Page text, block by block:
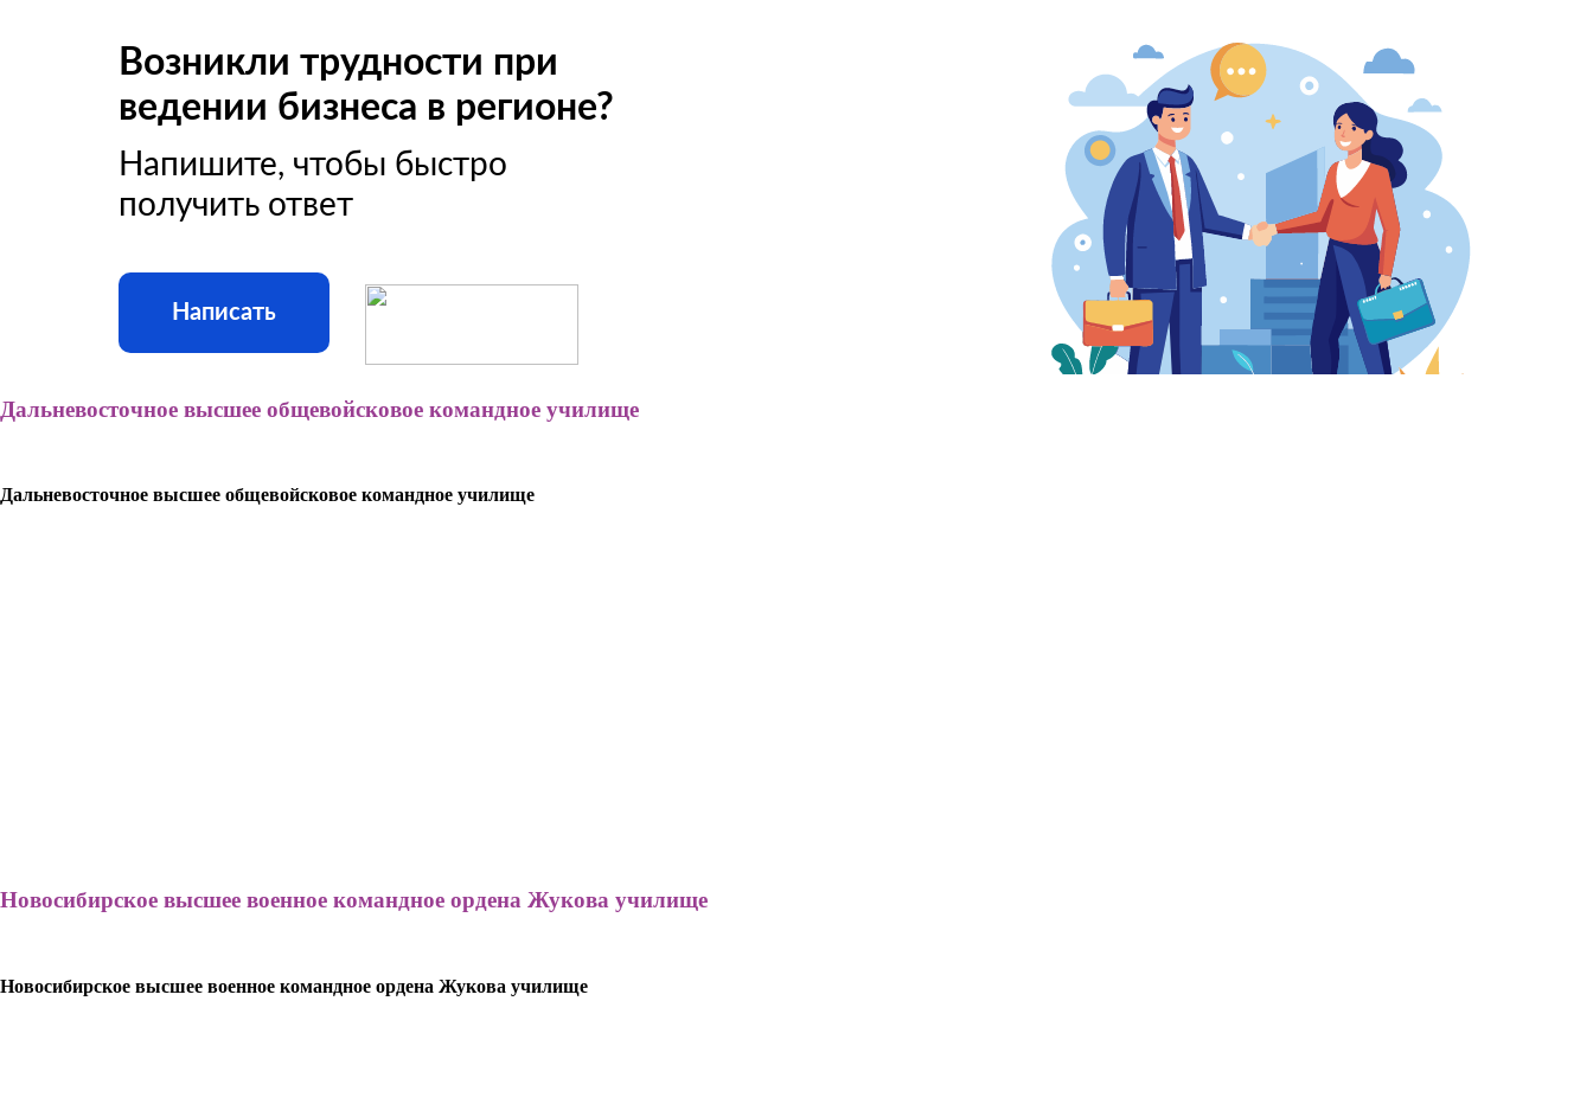
Возникли трудности при
ведении бизнеса в регионе?
Напишите, чтобы быстро
получить ответ
Написать
Дальневосточное высшее общевойсковое командное училище
Дальневосточное высшее общевойсковое командное училище
Новосибирское высшее военное командное ордена Жукова училище
Новосибирское высшее военное командное ордена Жукова училище